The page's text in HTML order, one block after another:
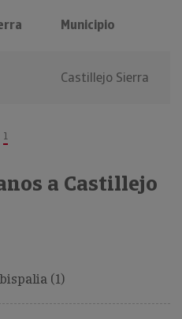
Municipio
Castillejo Sierra
1
a Castillejo
(1)